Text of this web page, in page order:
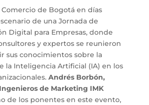
Comercio de Bogotá en días
de una Jornada de
Digital para Empresas, donde
y expertos se reunieron
sus conocimientos sobre la
la Inteligencia Artificial (IA) en los
Andrés Borbón,
de Marketing IMK
de los ponentes en este evento,